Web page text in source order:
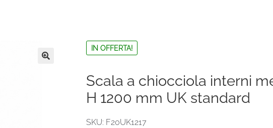
IN OFFERTA!
Scala a chiocciola interni
H 1200 mm UK standard
SKU: F20UK1217